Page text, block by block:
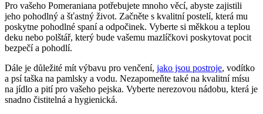
Pro​ vašeho Pomeraniana potřebujete ⁣mnoho věcí, abyste zajistili​
jeho pohodlný a‍ šťastný život. Začněte s ​kvalitní postelí, která‌ mu
poskytne⁤ pohodlné ​spaní a‌ odpočinek. Vyberte si měkkou a teplou
deku nebo polštář, který bude vašemu mazlíčkovi poskytovat pocit
bezpečí a pohodlí.
Dále⁣ je důležité mít⁣ výbavu‌ pro⁤ venčení, jako jsou postroje, vodítko
a psí⁣ taška na pamlsky a vodu. Nezapomeňte také na kvalitní mísu
na jídlo a pití pro ​vašeho pejska.​ Vyberte ⁢nerezovou nádobu, která je
snadno čistitelná a‍ hygienická.